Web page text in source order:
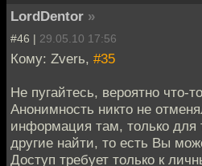
LordDentor »
#46 | 29.05.10 17:56
Кому: Zverь, #35
Не пугайтесь, вероятно что-
Анонимность никто не
информация там, только для
другие найти, то есть Вы
Доступ требует только к